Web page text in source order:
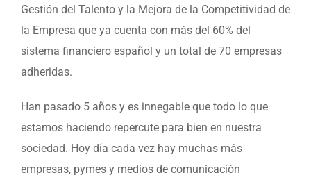
Gestión del Talento y la Mejora de la Competitividad de
la Empresa que ya cuenta con más del 60% del
sistema financiero español y un total de 70 empresas
adheridas.
Han pasado 5 años y es innegable que todo lo que
estamos haciendo repercute para bien en nuestra
sociedad. Hoy día cada vez hay muchas más
empresas, pymes y medios de comunicación